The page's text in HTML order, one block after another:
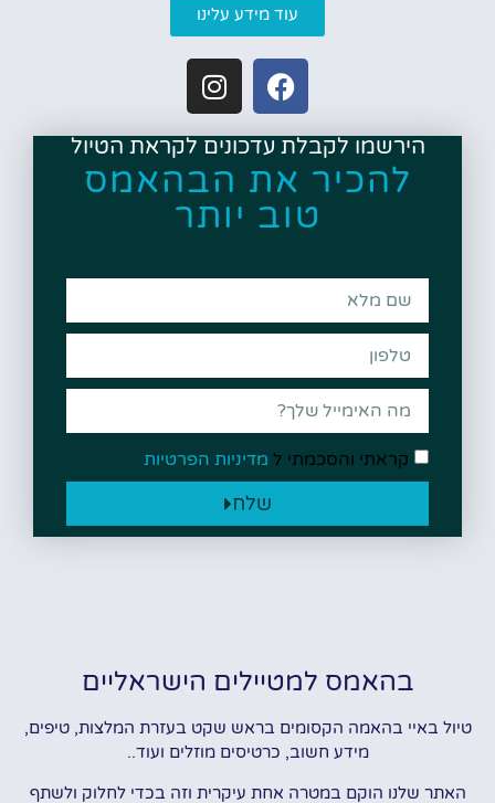
עוד מידע עלינו
הירשמו לקבלת עדכונים לקראת הטיול
להכיר את הבהאמס
טוב יותר
קראתי והסכמתי ל מדיניות הפרטיות
שלח
בהאמס למטיילים הישראליים
טיול באיי בהאמה הקסומים בראש שקט בעזרת המלצות, טיפים,
מידע חשוב, כרטיסים מוזלים ועוד..
האתר שלנו הוקם במטרה אחת עיקרית וזה בכדי לחלוק ולשתף